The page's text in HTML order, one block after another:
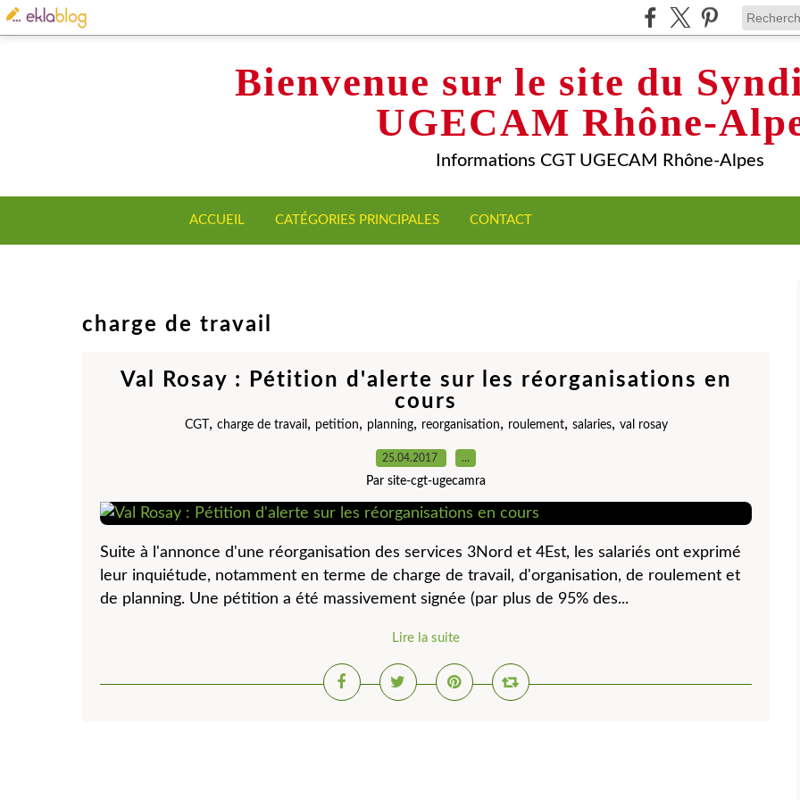
Bienvenue sur le site du
UGECAM Rhône-
Informations CGT UGECAM Rhône-Alpes
ACCUEIL CATÉGORIES PRINCIPALES CONTACT
charge de travail
Val Rosay : Pétition d'alerte sur les réorganisations en
cours
CGT , charge de travail, petition, planning, reorganisation, roulement, salaries, val rosay
25.04.2017 …
Par site-cgt-ugecamra
Suite à l'annonce d'une réorganisation des services 3Nord et 4Est, les salariés ont exprimé
leur inquiétude, notamment en terme de charge de travail, d'organisation, de roulement et
de planning. Une pétition a été massivement signée (par plus de 95% des...
Lire la suite